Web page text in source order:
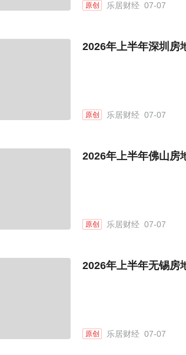
原创 乐居财经 07-07
2026年上半年深圳房
原创 乐居财经 07-07
2026年上半年佛山房
原创 乐居财经 07-07
2026年上半年无锡房
原创 乐居财经 07-07